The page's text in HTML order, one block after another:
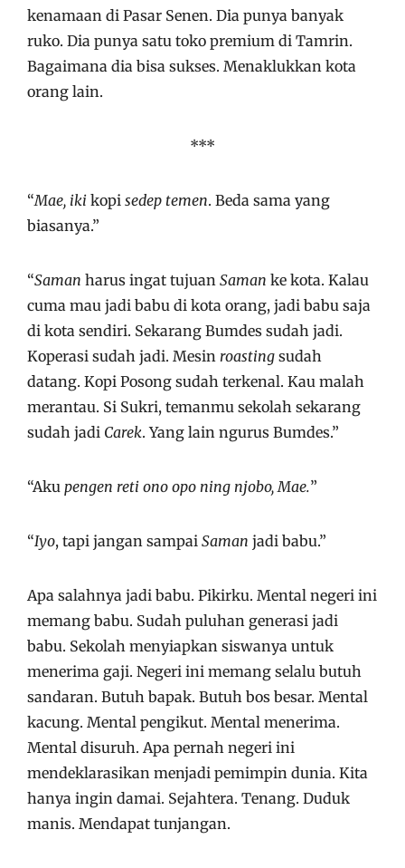
kenamaan di Pasar Senen. Dia punya banyak
ruko. Dia punya satu toko premium di Tamrin.
Bagaimana dia bisa sukses. Menaklukkan kota
orang lain.
***
“Mae, iki kopi sedep temen. Beda sama yang
biasanya.”
“Saman harus ingat tujuan Saman ke kota. Kalau
cuma mau jadi babu di kota orang, jadi babu saja
di kota sendiri. Sekarang Bumdes sudah jadi.
Koperasi sudah jadi. Mesin roasting sudah
datang. Kopi Posong sudah terkenal. Kau malah
merantau. Si Sukri, temanmu sekolah sekarang
sudah jadi Carek. Yang lain ngurus Bumdes.”
“Aku pengen reti ono opo ning njobo, Mae.”
“Iyo, tapi jangan sampai Saman jadi babu.”
Apa salahnya jadi babu. Pikirku. Mental negeri ini
memang babu. Sudah puluhan generasi jadi
babu. Sekolah menyiapkan siswanya untuk
menerima gaji. Negeri ini memang selalu butuh
sandaran. Butuh bapak. Butuh bos besar. Mental
kacung. Mental pengikut. Mental menerima.
Mental disuruh. Apa pernah negeri ini
mendeklarasikan menjadi pemimpin dunia. Kita
hanya ingin damai. Sejahtera. Tenang. Duduk
manis. Mendapat tunjangan.